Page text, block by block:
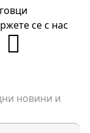
се с нас
новини и